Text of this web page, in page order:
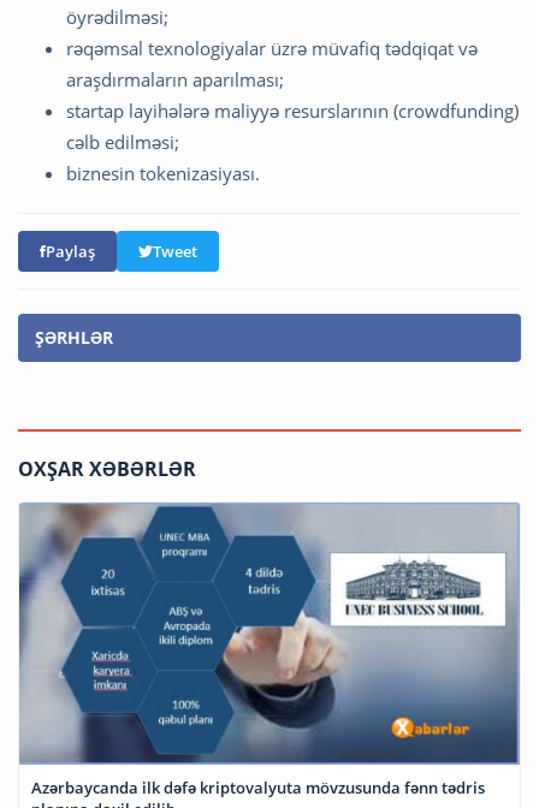
öyrədilməsi;
rəqəmsal texnologiyalar üzrə müvafiq tədqiqat və
araşdırmaların aparılması;
startap layihələrə maliyyə resurslarının (crowdfunding)
cəlb edilməsi;
biznesin tokenizasiyası.
Paylaş Tweet
ŞƏRHLƏR
OXŞAR XƏBƏRLƏR
Azərbaycanda ilk dəfə kriptovalyuta mövzusunda fənn tədris